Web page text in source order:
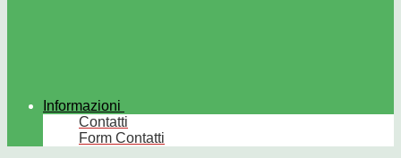
Informazioni
Contatti
Form Contatti